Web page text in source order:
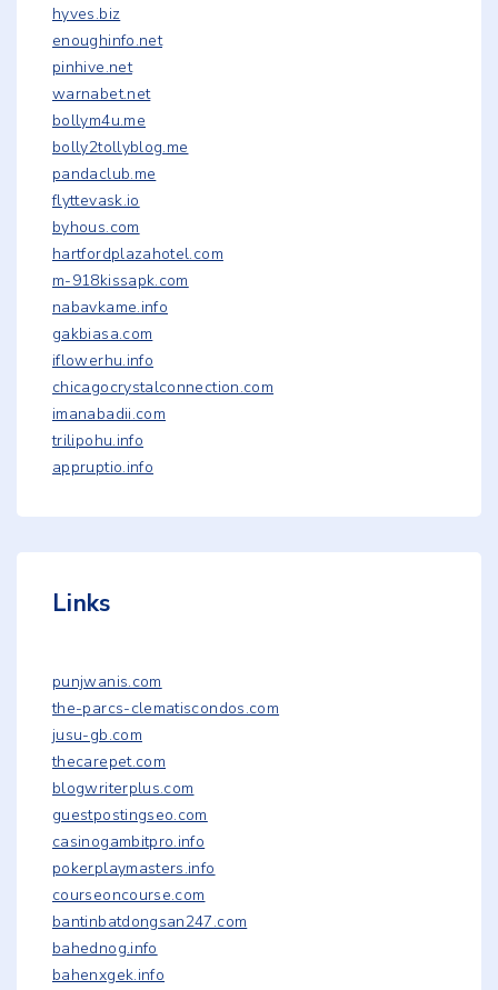
hyves.biz
enoughinfo.net
pinhive.net
warnabet.net
bollym4u.me
bolly2tollyblog.me
pandaclub.me
flyttevask.io
byhous.com
hartfordplazahotel.com
m-918kissapk.com
nabavkame.info
gakbiasa.com
iflowerhu.info
chicagocrystalconnection.com
imanabadii.com
trilipohu.info
appruptio.info
Links
punjwanis.com
the-parcs-clematiscondos.com
jusu-gb.com
thecarepet.com
blogwriterplus.com
guestpostingseo.com
casinogambitpro.info
pokerplaymasters.info
courseoncourse.com
bantinbatdongsan247.com
bahednog.info
bahenxgek.info